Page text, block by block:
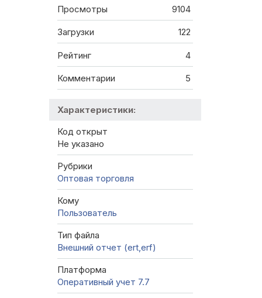
Просмотры 9104
Загрузки 122
Рейтинг 4
Комментарии 5
Характеристики:
Код открыт
Не указано
Рубрики
Оптовая торговля
Кому
Пользователь
Тип файла
Внешний отчет (ert,erf)
Платформа
Оперативный учет 7.7